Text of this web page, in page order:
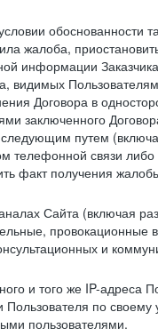
обоснованности
жалоба,
информации
видимых
Договора в
заключенного
следующим путем
телефонной связи либо
факт получения
Сайта (включая
провокационные
и
и того же IP-адреса
Пользователя по
пользователями.